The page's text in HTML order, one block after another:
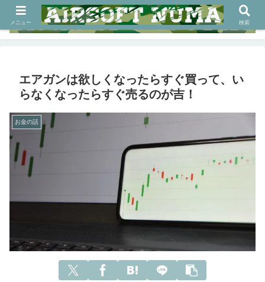
エアガンは欲しくなったらすぐ買って、い
らなくなったらすぐ売るのが吉！
お金の話
メニュー 検索